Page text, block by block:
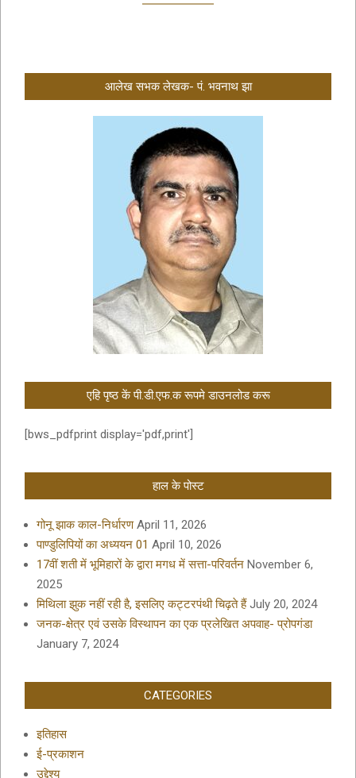
आलेख सभक लेखक- पं. भवनाथ झा
एहि पृष्ठ कें पी.डी.एफ.क रूपमे डाउनलोड करू
[bws_pdfprint display='pdf,print']
हाल के पोस्ट
गोनू झाक काल-निर्धारण April 11, 2026
पाण्डुलिपियों का अध्ययन 01 April 10, 2026
17वीं शती में भूमिहारों के द्वारा मगध में सत्ता-परिवर्तन November 6,
2025
मिथिला झुक नहीं रही है, इसलिए कट्टरपंथी चिढ़ते हैं July 20, 2024
जनक-क्षेत्र एवं उसके विस्थापन का एक प्रलेखित अपवाह- प्रोपगंडा
January 7, 2024
CATEGORIES
इतिहास
ई-प्रकाशन
उद्देश्य